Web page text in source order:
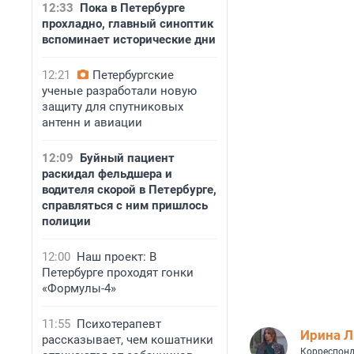
12:33 Пока в Петербурге
прохладно, главный синоптик
вспоминает исторические дни
12:21
Петербургские
ученые разработали новую
защиту для спутниковых
антенн и авиации
12:09 Буйный пациент
раскидал фельдшера и
водителя скорой в Петербурге,
справляться с ним пришлось
полиции
12:00 Наш проект: В
Петербурге проходят гонки
«Формулы-4»
11:55 Психотерапевт
рассказывает, чем кошатники
Ирина